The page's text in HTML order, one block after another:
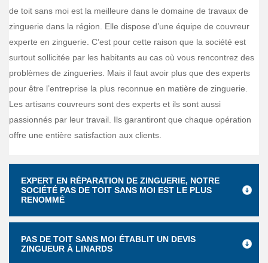
de toit sans moi est la meilleure dans le domaine de travaux de
zinguerie dans la région. Elle dispose d’une équipe de couvreur
experte en zinguerie. C’est pour cette raison que la société est
surtout sollicitée par les habitants au cas où vous rencontrez des
problèmes de zingueries. Mais il faut avoir plus que des experts
pour être l’entreprise la plus reconnue en matière de zinguerie.
Les artisans couvreurs sont des experts et ils sont aussi
passionnés par leur travail. Ils garantiront que chaque opération
offre une entière satisfaction aux clients.
EXPERT EN RÉPARATION DE ZINGUERIE, NOTRE
SOCIÉTÉ PAS DE TOIT SANS MOI EST LE PLUS
RENOMMÉ
PAS DE TOIT SANS MOI ÉTABLIT UN DEVIS
ZINGUEUR À LINARDS